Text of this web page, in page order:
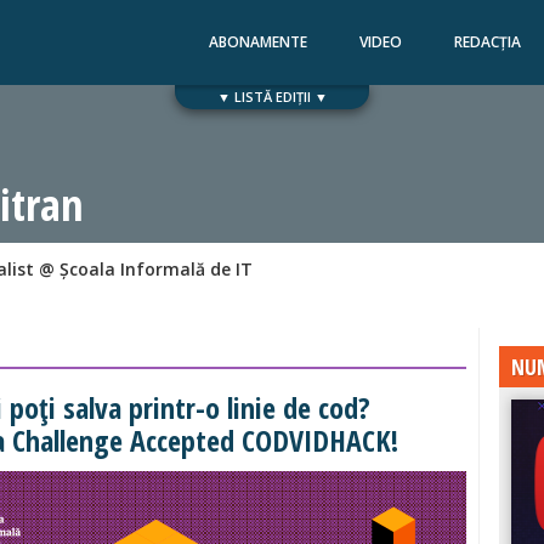
ABONAMENTE VIDEO REDACȚIA
▼ LISTĂ EDIȚII ▼
@ Școala Informală de IT
salva printr-o linie de cod?
Accepted CODVIDHACK!